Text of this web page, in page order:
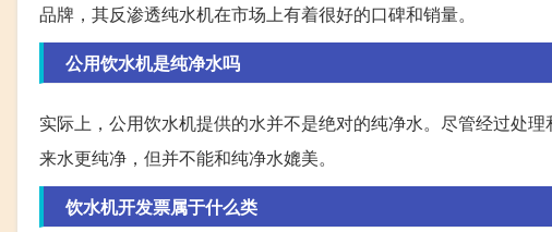
品牌，其反渗透纯水机在市场上有着很好的口碑和销量。
公用饮水机是纯净水吗
实际上，公用饮水机提供的水并不是绝对的纯净水。尽管经过处
来水更纯净，但并不能和纯净水媲美。
饮水机开发票属于什么类